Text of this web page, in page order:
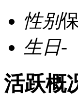
性别
生日-
活跃概